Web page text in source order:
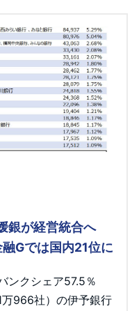
銀が経営統合へ
Gでは国内21位に
ンクシェア57.5％
万966社）の伊予銀行